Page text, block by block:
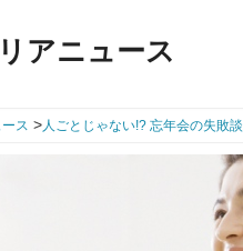
アニュース
ス >人ごとじゃない!? 忘年会の失敗談